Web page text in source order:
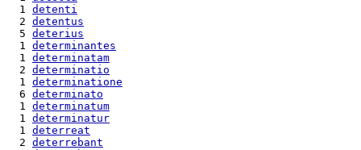
  1
detenti
  2
detentus
  5
deterius
  1
determinantes
  1
determinatam
  2
determinatio
  1
determinatione
  6
determinato
  1
determinatum
  1
determinatur
  1
deterreat
  2
deterrebant